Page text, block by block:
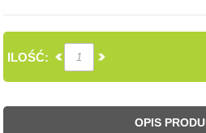
ILOŚĆ:
OPIS